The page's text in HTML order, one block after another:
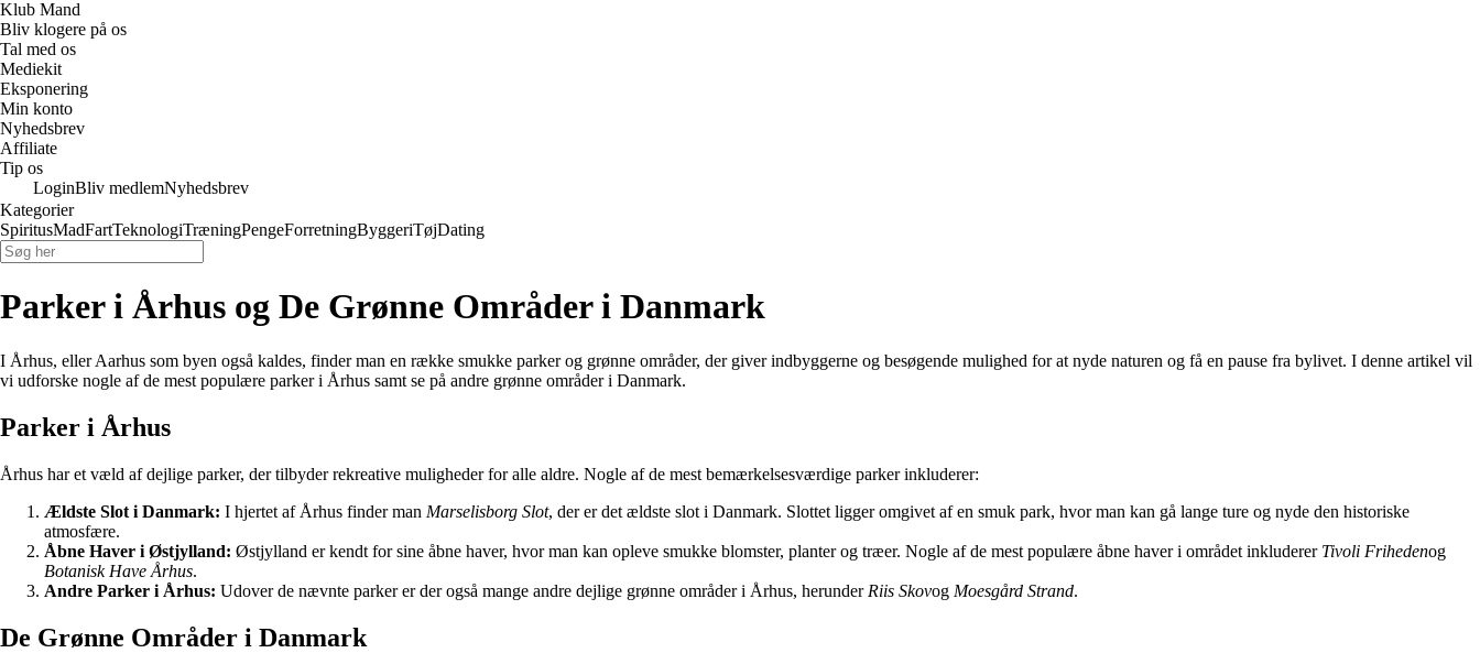
Klub Mand
Bliv klogere på os
Tal med os
Mediekit
Eksponering
Min konto
Nyhedsbrev
Affiliate
Tip os
LoginBliv medlemNyhedsbrev
Kategorier
SpiritusMadFartTeknologiTræningPengeForretningByggeriTøjDating
Parker i Århus og De Grønne Områder i Danmark
I Århus, eller Aarhus som byen også kaldes, finder man en række smukke parker og grønne områder, der giver indbyggerne og besøgende mulighed for at nyde naturen og få en pause fra bylivet. I denne artikel vil
vi udforske nogle af de mest populære parker i Århus samt se på andre grønne områder i Danmark.
Parker i Århus
Århus har et væld af dejlige parker, der tilbyder rekreative muligheder for alle aldre. Nogle af de mest bemærkelsesværdige parker inkluderer:
Ældste Slot i Danmark: I hjertet af Århus finder man Marselisborg Slot, der er det ældste slot i Danmark. Slottet ligger omgivet af en smuk park, hvor man kan gå lange ture og nyde den historiske
atmosfære.
Åbne Haver i Østjylland: Østjylland er kendt for sine åbne haver, hvor man kan opleve smukke blomster, planter og træer. Nogle af de mest populære åbne haver i området inkluderer Tivoli Frihedenog
Botanisk Have Århus.
Andre Parker i Århus: Udover de nævnte parker er der også mange andre dejlige grønne områder i Århus, herunder Riis Skovog Moesgård Strand.
De Grønne Områder i Danmark